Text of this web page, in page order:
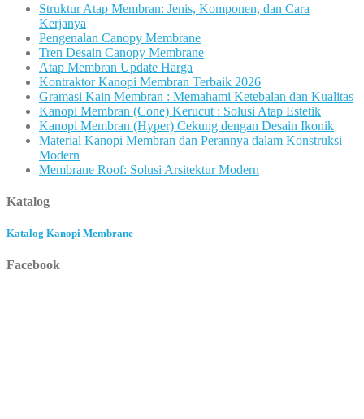
Struktur Atap Membran: Jenis, Komponen, dan Cara
Kerjanya
Pengenalan Canopy Membrane
Tren Desain Canopy Membrane
Atap Membran Update Harga
Kontraktor Kanopi Membran Terbaik 2026
Gramasi Kain Membran : Memahami Ketebalan dan Kualitas
Kanopi Membran (Cone) Kerucut : Solusi Atap Estetik
Kanopi Membran (Hyper) Cekung dengan Desain Ikonik
Material Kanopi Membran dan Perannya dalam Konstruksi
Modern
Membrane Roof: Solusi Arsitektur Modern
Katalog
Katalog Kanopi Membrane
Facebook